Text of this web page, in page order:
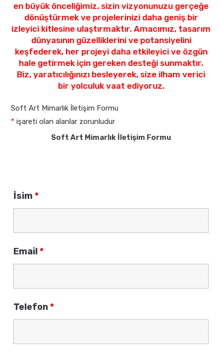
en büyük önceliğimiz, sizin vizyonunuzu gerçeğe
dönüştürmek ve projelerinizi daha geniş bir
izleyici kitlesine ulaştırmaktır. Amacımız, tasarım
dünyasının güzelliklerini ve potansiyelini
keşfederek, her projeyi daha etkileyici ve özgün
hale getirmek için gereken desteği sunmaktır.
Biz, yaratıcılığınızı besleyerek, size ilham verici
bir yolculuk vaat ediyoruz.
Soft Art Mimarlık İletişim Formu
* işareti olan alanlar zorunludur
Soft Art Mimarlık İletişim Formu
İsim*
Email*
Telefon*